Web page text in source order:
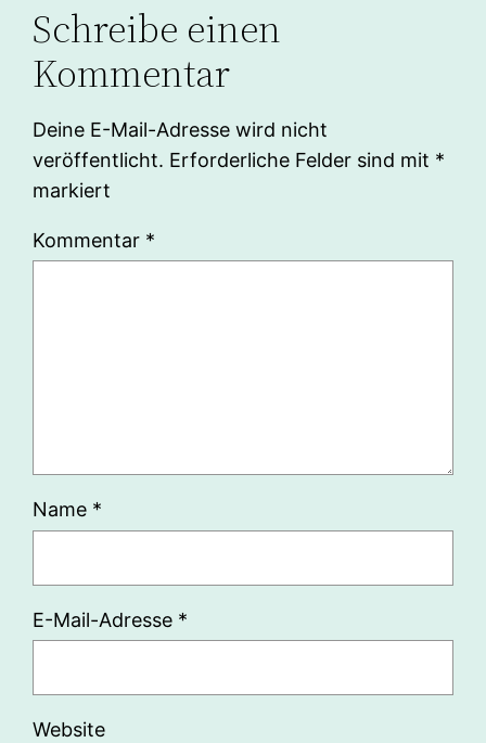
Schreibe einen
Kommentar
Deine E-Mail-Adresse wird nicht
veröffentlicht. Erforderliche Felder sind mit *
markiert
Kommentar *
Name *
E-Mail-Adresse *
Website